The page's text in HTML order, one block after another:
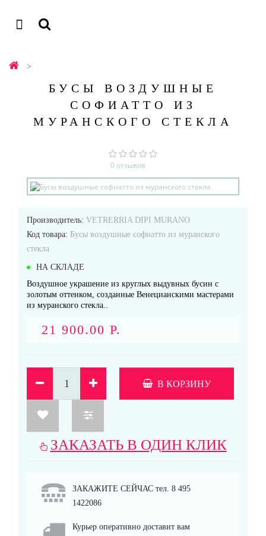
БУСЫ ВОЗДУШНЫЕ
СОФИАТТО ИЗ
МУРАНСКОГО СТЕКЛА
0 отзывов
Производитель: VETRERRIA DIPI MURANO
Код товара: Бусы воздушные софиатто из муранского
стекла
НА СКЛАДЕ
Воздушное украшение из круглых выдувных бусин с
золотым оттенком, созданные Венецианскими мастерами
из муранского стекла..
21 900.00 Р.
В КОРЗИНУ
ЗАКАЗАТЬ В ОДИН КЛИК
ЗАКАЖИТЕ СЕЙЧАС тел. 8 495
1422086
Курьер оперативно доставит вам